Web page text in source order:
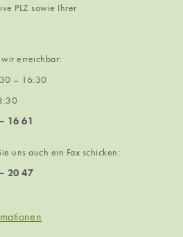
PLZ sowie Ihrer
erreichbar:
– 16:30
16 61
uns auch ein Fax schicken:
20 47